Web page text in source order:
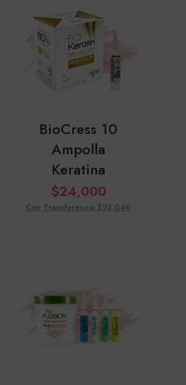
BioCress 10
Ampolla
Keratina
$24,000
Con Transferencia $23,040